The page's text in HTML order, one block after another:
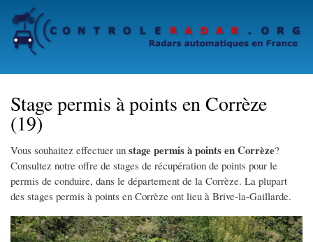
to
main
Stage permis à points en Corrèze
(19)
Vous souhaitez effectuer un stage permis à points en Corrèze?
Consultez notre offre de stages de récupération de points pour le
permis de conduire, dans le département de la Corrèze. La plupart
des stages permis à points en Corrèze ont lieu à Brive-la-Gaillarde.